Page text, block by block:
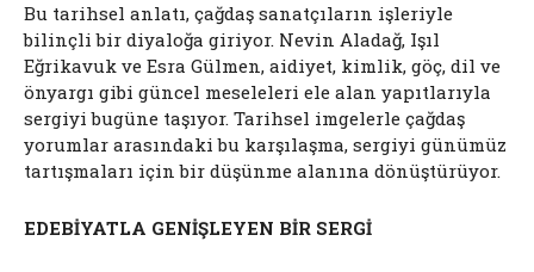
Bu tarihsel anlatı, çağdaş sanatçıların işleriyle
bilinçli bir diyaloğa giriyor. Nevin Aladağ, Işıl
Eğrikavuk ve Esra Gülmen, aidiyet, kimlik, göç, dil ve
önyargı gibi güncel meseleleri ele alan yapıtlarıyla
sergiyi bugüne taşıyor. Tarihsel imgelerle çağdaş
yorumlar arasındaki bu karşılaşma, sergiyi günümüz
tartışmaları için bir düşünme alanına dönüştürüyor.
EDEBİYATLA GENİŞLEYEN BİR SERGİ